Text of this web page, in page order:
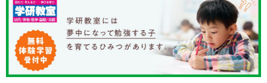
教育・学習
絵本・読み聞かせ
自由研究・工作
読書感想文
トラブル
親子でいっしょに
人間関係
おでかけ